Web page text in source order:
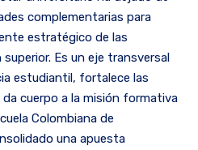
complementarias para
estratégico de las
Es un eje transversal
estudiantil, fortalece las
cuerpo a la misión formativa
Colombiana de
una apuesta